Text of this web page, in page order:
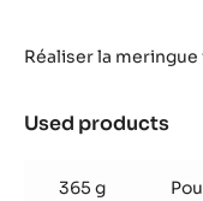
Réaliser la
Used products
365 g